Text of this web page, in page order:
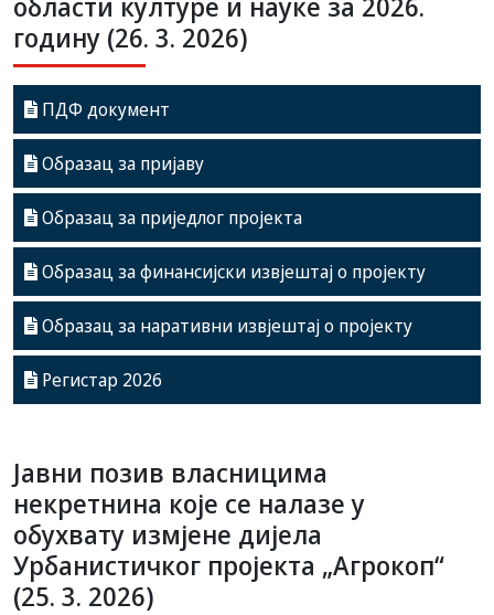
годину (26. 3. 2026)
ПДФ документ
Образац за пријаву
Образац за приједлог пројекта
Образац за финансијски извјештај о пројекту
Образац за наративни извјештај о пројекту
Регистар 2026
Јавни позив власницима
некретнина које се налазе у
обухвату измјене дијела
Урбанистичког пројекта „Агрокоп“
(25. 3. 2026)